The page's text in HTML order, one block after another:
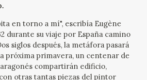
en torno a mí", escribía Eugène
durante su viaje por España camino
siglos después, la metáfora pasará
próxima primavera, un centenar de
compartirán edificio,
otras tantas piezas del pintor